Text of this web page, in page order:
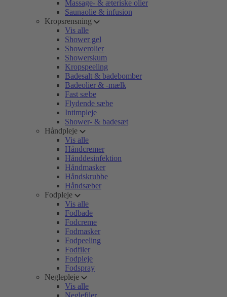
Massage- & æteriske olier
Saunaolie & infusion
Kropsrensning
Vis alle
Shower gel
Showerolier
Showerskum
Kropspeeling
Badesalt & badebomber
Badeolier & -mælk
Fast sæbe
Flydende sæbe
Intimpleje
Shower- & badesæt
Håndpleje
Vis alle
Håndcremer
Hånddesinfektion
Håndmasker
Håndskrubbe
Håndsæber
Fodpleje
Vis alle
Fodbade
Fodcreme
Fodmasker
Fodpeeling
Fodfiler
Fodpleje
Fodspray
Neglepleje
Vis alle
Neglefiler